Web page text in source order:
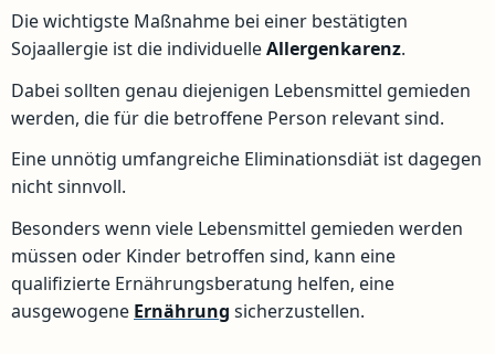
Die wichtigste Maßnahme bei einer bestätigten
Sojaallergie ist die individuelleAllergenkarenz.
Dabei sollten genau diejenigen Lebensmittel gemieden
werden, die für die betroffene Person relevant sind.
Eine unnötig umfangreiche Eliminationsdiät ist dagegen
nicht sinnvoll.
Besonders wenn viele Lebensmittel gemieden werden
müssen oder Kinder betroffen sind, kann eine
qualifizierte Ernährungsberatung helfen, eine
ausgewogene Ernährung sicherzustellen.